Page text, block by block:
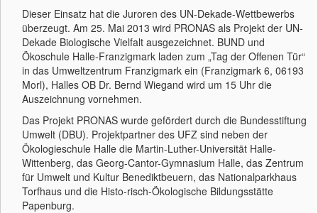
Dieser Einsatz hat die Juroren des UN-Dekade-Wettbewerbs
überzeugt. Am 25. Mai 2013 wird PRONAS als Projekt der UN-
Dekade Biologische Vielfalt ausgezeichnet. BUND und
Ökoschule Halle-Franzigmark laden zum „Tag der Offenen Tür“
in das Umweltzentrum Franzigmark ein (Franzigmark 6, 06193
Morl), Halles OB Dr. Bernd Wiegand wird um 15 Uhr die
Auszeichnung vornehmen.
Das Projekt PRONAS wurde gefördert durch die Bundesstiftung
Umwelt (DBU). Projektpartner des UFZ sind neben der
Ökologieschule Halle die Martin-Luther-Universität Halle-
Wittenberg, das Georg-Cantor-Gymnasium Halle, das Zentrum
für Umwelt und Kultur Benediktbeuern, das Nationalparkhaus
Torfhaus und die Histo-risch-Ökologische Bildungsstätte
Papenburg.